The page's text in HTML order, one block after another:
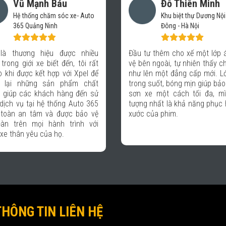
Vũ Mạnh Báu
Hệ thống chăm sóc xe- Auto
365 Quảng Ninh
thương hiệu được nhiều
trong giới xe biết đến, tôi rất
khi được kết hợp với Xpel để
lại những sản phẩm chất
giúp các khách hàng đến sử
vụ tại hệ thống Auto 365
an tâm và được bảo vệ
trên mọi hành trình với
thân yêu của họ.
Đỗ Thiên Minh
Khu biệt thự Dương
Đông - Hà Nội
Đầu tư thêm cho xế một lớp
vệ bên ngoài, tự nhiên thấy
như lên một đẳng cấp mới.
trong suốt, bóng mịn giúp
sơn xe một cách tối đa,
tượng nhất là khả năng phục
xước của phim.
TIN LIÊN HỆ